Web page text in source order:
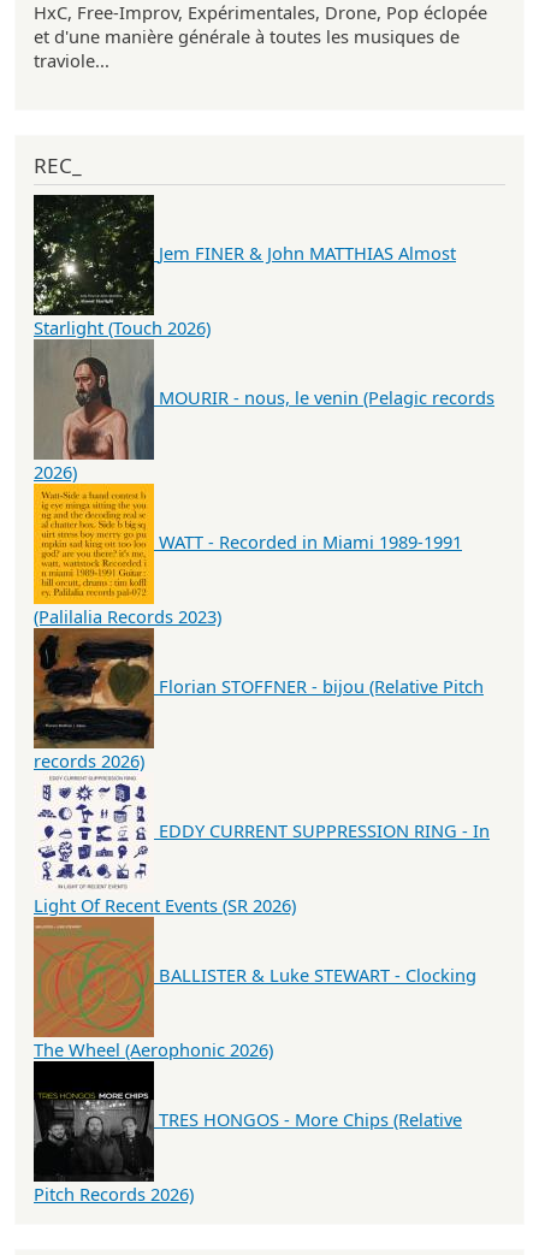
HxC, Free-Improv, Expérimentales, Drone, Pop éclopée
et d'une manière générale à toutes les musiques de
traviole...
REC_
Jem FINER & John MATTHIAS Almost
Starlight (Touch 2026)
MOURIR - nous, le venin (Pelagic records
2026)
WATT - Recorded in Miami 1989-1991
(Palilalia Records 2023)
Florian STOFFNER - bijou (Relative Pitch
records 2026)
EDDY CURRENT SUPPRESSION RING - In
Light Of Recent Events (SR 2026)
BALLISTER & Luke STEWART - Clocking
The Wheel (Aerophonic 2026)
TRES HONGOS - More Chips (Relative
Pitch Records 2026)